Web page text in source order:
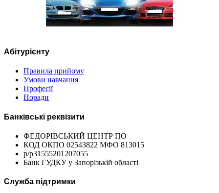
Абітурієнту
Правила прийому
Умови навчання
Професії
Поради
Банківські реквізити
ФЕДОРІВСЬКИЙ ЦЕНТР ПО
КОД ОКПО 02543822 МФО 813015
р/р31555201207055
Банк ГУДКУ у Запорізькій області
Служба підтримки